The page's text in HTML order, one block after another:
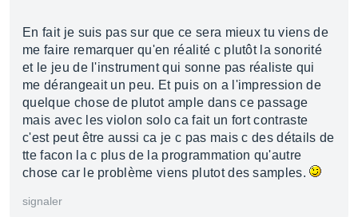
En fait je suis pas sur que ce sera mieux tu viens de
me faire remarquer qu'en réalité c plutôt la sonorité
et le jeu de l'instrument qui sonne pas réaliste qui
me dérangeait un peu. Et puis on a l'impression de
quelque chose de plutot ample dans ce passage
mais avec les violon solo ca fait un fort contraste
c'est peut être aussi ca je c pas mais c des détails de
tte facon la c plus de la programmation qu'autre
chose car le problème viens plutot des samples.
signaler